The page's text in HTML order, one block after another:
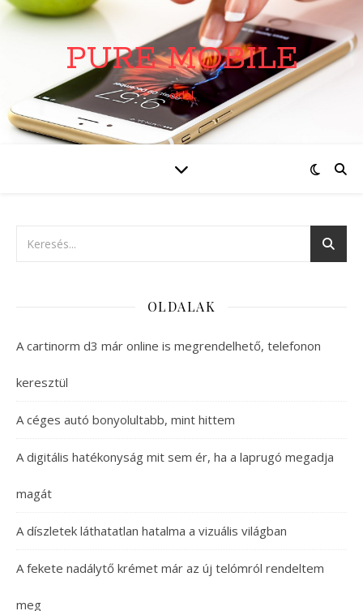
PURE MOBILE
oldal
OLDALAK
A cartinorm d3 már online is megrendelhető, telefonon
keresztül
A céges autó bonyolultabb, mint hittem
A digitális hatékonyság mit sem ér, ha a laprugó megadja
magát
A díszletek láthatatlan hatalma a vizuális világban
A fekete nadálytő krémet már az új telómról rendeltem
meg